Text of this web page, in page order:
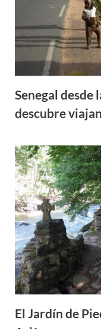
Senegal desde
descubre
El Jardín de